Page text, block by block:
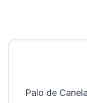
Palo de Canela